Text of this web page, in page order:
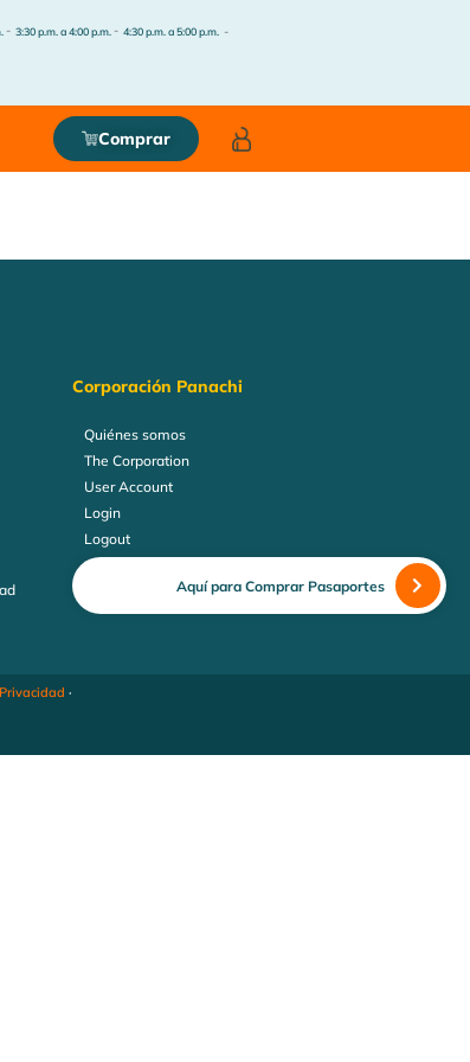
- 3:30 p.m. a 4:00 p.m. - 4:30 p.m. a 5:00 p.m. -
Comprar
Corporación Panachi
Quiénes somos
The Corporation
User Account
Login
Logout
Aquí para Comprar Pasaportes
·